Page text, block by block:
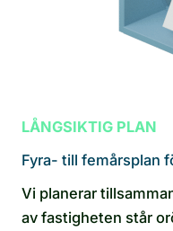
LÅNGSIKTIG PLAN
Fyra- till femårsplan
Vi planerar
av fastigheten står